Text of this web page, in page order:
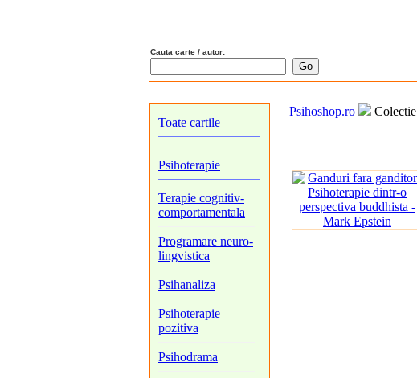
Cauta carte / autor:
Toate cartile
Psihoterapie
Terapie cognitiv-
comportamentala
Programare neuro-
lingvistica
Psihanaliza
Psihoterapie
pozitiva
Psihodrama
Psihoshop.ro Colectie